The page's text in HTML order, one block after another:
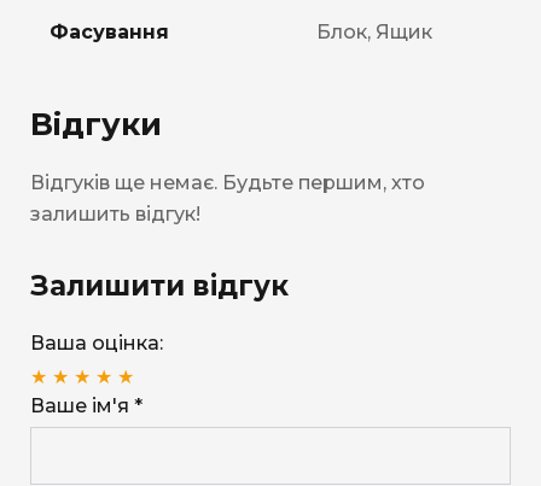
Фасування Блок, Ящик
Відгуки
Відгуків ще немає. Будьте першим, хто
залишить відгук!
Залишити відгук
Ваша оцінка:
★ ★ ★ ★ ★
Ваше ім'я *